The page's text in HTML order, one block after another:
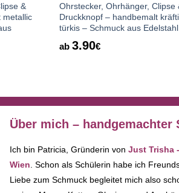
&
metallic
Ohrstecker, Ohrhänger, Clipse
Druckknopf – handbemalt
türkis – Schmuck aus Edelstahl
ab 3.90€
Über mich –
Ich bin Patricia, Gründerin von Just Trisha
Wien . Schon als Schülerin habe ich
Liebe zum Schmuck begleitet mich also